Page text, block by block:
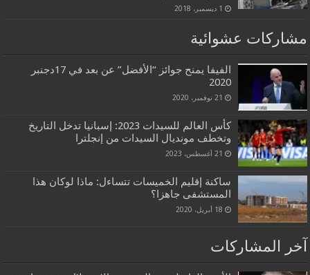
1 ديسمبر، 2018
مشاركات عشوائية
الفيفا يمنح جوائز “الأفضل” عن بعد في 17دجنبر
2020
21 نوفمبر، 2020
كأس العالم للسيدات 2023: إسبانيا تدخل التاريخ
وتخطف مونديال السيدات من إنجلترا
21 أغسطس، 2023
ساكنة إقليم الخميسات تتساءل: ماذا لوكان هذا
المستشفى جاهزا؟
18 أبريل، 2020
آخر المشاركات